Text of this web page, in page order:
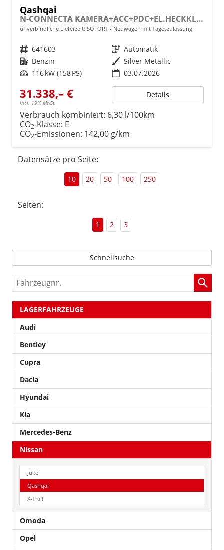
Qashqai
N-CONNECTA KAMERA+ACC+PDC+EL.HECKKL.+SHZ+LED
unverbindliche Lieferzeit: SOFORT Neuwagen mit Tageszulassung
Fahrzeugnr. 641603 Getriebe Automatik
Kraftstoff Benzin Außenfarbe Silver Metallic
Leistung 116 kW (158 PS) 03.07.2026
31.338,– €
incl. 19% MwSt.
Details
Verbrauch kombiniert: 6,30 l/100km
CO2-Klasse: E
CO2-Emissionen: 142,00 g/km
Datensätze pro Seite:
10 20 50 100 250
Seiten:
1 2 3
Schnellsuche
Fahrzeugnr.
LAGERFAHRZEUGE
Audi
Bentley
Cupra
Dacia
Hyundai
Kia
Mercedes-Benz
Nissan
Juke
Qashqai
X-Trail
Omoda
Opel